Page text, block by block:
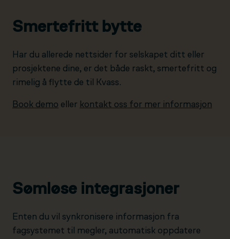
Smertefritt bytte
Har du allerede nettsider for selskapet ditt eller
prosjektene dine, er det både raskt, smertefritt og
rimelig å flytte de til Kvass.
Book demo eller kontakt oss for mer informasjon
Sømløse integrasjoner
Enten du vil synkronisere informasjon fra
fagsystemet til megler, automatisk oppdatere